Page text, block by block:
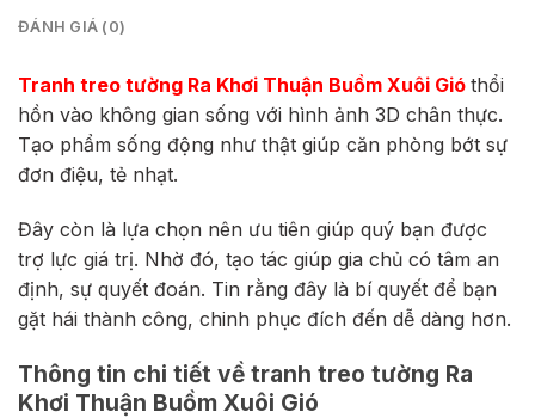
ĐÁNH GIÁ (0)
Tranh treo tường Ra Khơi Thuận Buồm Xuôi Gió thổi
hồn vào không gian sống với hình ảnh 3D chân thực.
Tạo phẩm sống động như thật giúp căn phòng bớt sự
đơn điệu, tẻ nhạt.
Đây còn là lựa chọn nên ưu tiên giúp quý bạn được
trợ lực giá trị. Nhờ đó, tạo tác giúp gia chủ có tâm an
định, sự quyết đoán. Tin rằng đây là bí quyết để bạn
gặt hái thành công, chinh phục đích đến dễ dàng hơn.
Thông tin chi tiết về tranh treo tường Ra
Khơi Thuận Buồm Xuôi Gió